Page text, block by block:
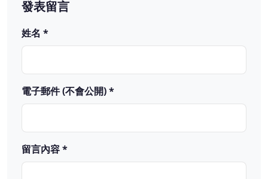
發表留言
姓名 *
電子郵件 (不會公開) *
留言內容 *